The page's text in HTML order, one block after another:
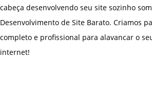
cabeça desenvolvendo seu site sozinho
Desenvolvimento de Site Barato. Criamos
completo e profissional para alavancar o
internet!